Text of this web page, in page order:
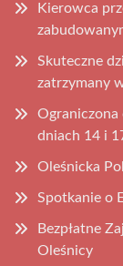
Kierowca
Skuteczne
zatrzymany
Ograniczona
dniach 14 i
Oleśnicka
Spotkanie o
Bezpłatne
Oleśnicy